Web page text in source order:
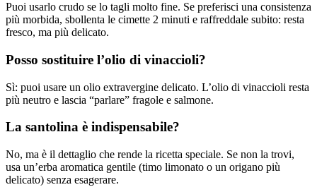
Puoi usarlo crudo se lo tagli molto fine. Se preferisci una consistenza
più morbida, sbollenta le cimette 2 minuti e raffreddale subito: resta
fresco, ma più delicato.
Posso sostituire l’olio di vinaccioli?
Sì: puoi usare un olio extravergine delicato. L’olio di vinaccioli resta
più neutro e lascia “parlare” fragole e salmone.
La santolina è indispensabile?
No, ma è il dettaglio che rende la ricetta speciale. Se non la trovi,
usa un’erba aromatica gentile (timo limonato o un origano più
delicato) senza esagerare.